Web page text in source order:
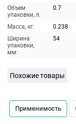
Объем
упаковки, л:
0.7
Масса, кг:
0.238
Ширина
упаковки,
мм:
54
Похожие товары
Применимость